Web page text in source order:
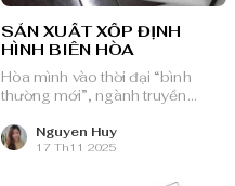
SẢN XUẤT XỐP ĐỊNH
HÌNH BIÊN HÒA
Hòa mình vào thời đại “bình
thường mới”, ngành truyền
nguồn lực dồi dào và chiến lược
bài bản, sẵn sàng ghi danh trên
Nguyen Huy
17 Th11 2025